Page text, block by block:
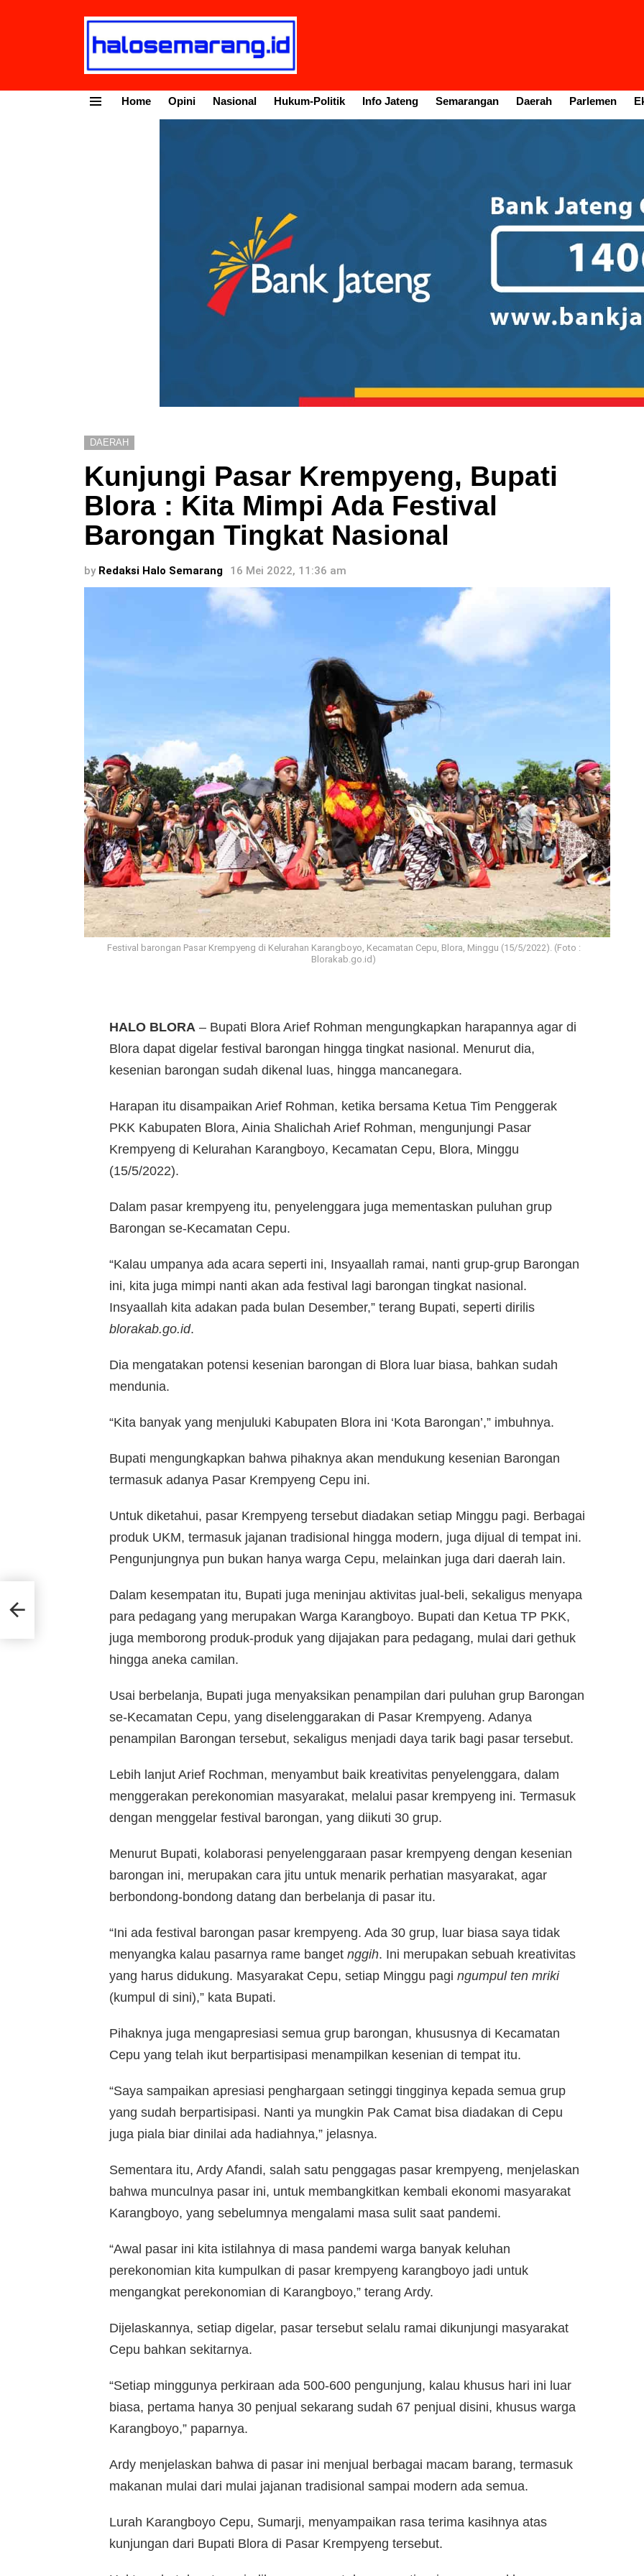
Home Opini Nasional Hukum-Politik Info Jateng Semarangan Daerah Parlemen
DAERAH
Kunjungi Pasar Krempyeng, Bupati
Blora : Kita Mimpi Ada Festival
Barongan Tingkat Nasional
by Redaksi Halo Semarang 16 Mei 2022, 11:36 am
Festival barongan Pasar Krempyeng di Kelurahan Karangboyo, Kecamatan Cepu, Blora, Minggu (15/5/2022). (Foto :
Blorakab.go.id)
HALO BLORA – Bupati Blora Arief Rohman mengungkapkan harapannya agar di
Blora dapat digelar festival barongan hingga tingkat nasional. Menurut dia,
kesenian barongan sudah dikenal luas, hingga mancanegara.
Harapan itu disampaikan Arief Rohman, ketika bersama Ketua Tim Penggerak
PKK Kabupaten Blora, Ainia Shalichah Arief Rohman, mengunjungi Pasar
Krempyeng di Kelurahan Karangboyo, Kecamatan Cepu, Blora, Minggu
(15/5/2022).
Dalam pasar krempyeng itu, penyelenggara juga mementaskan puluhan grup
Barongan se-Kecamatan Cepu.
“Kalau umpanya ada acara seperti ini, Insyaallah ramai, nanti grup-grup Barongan
ini, kita juga mimpi nanti akan ada festival lagi barongan tingkat nasional.
Insyaallah kita adakan pada bulan Desember,” terang Bupati, seperti dirilis
blorakab.go.id.
Dia mengatakan potensi kesenian barongan di Blora luar biasa, bahkan sudah
mendunia.
“Kita banyak yang menjuluki Kabupaten Blora ini ‘Kota Barongan’,” imbuhnya.
Bupati mengungkapkan bahwa pihaknya akan mendukung kesenian Barongan
termasuk adanya Pasar Krempyeng Cepu ini.
Untuk diketahui, pasar Krempyeng tersebut diadakan setiap Minggu pagi. Berbagai
produk UKM, termasuk jajanan tradisional hingga modern, juga dijual di tempat ini.
Pengunjungnya pun bukan hanya warga Cepu, melainkan juga dari daerah lain.
Dalam kesempatan itu, Bupati juga meninjau aktivitas jual-beli, sekaligus menyapa
para pedagang yang merupakan Warga Karangboyo. Bupati dan Ketua TP PKK,
juga memborong produk-produk yang dijajakan para pedagang, mulai dari gethuk
hingga aneka camilan.
Usai berbelanja, Bupati juga menyaksikan penampilan dari puluhan grup Barongan
se-Kecamatan Cepu, yang diselenggarakan di Pasar Krempyeng. Adanya
penampilan Barongan tersebut, sekaligus menjadi daya tarik bagi pasar tersebut.
Lebih lanjut Arief Rochman, menyambut baik kreativitas penyelenggara, dalam
menggerakan perekonomian masyarakat, melalui pasar krempyeng ini. Termasuk
dengan menggelar festival barongan, yang diikuti 30 grup.
Menurut Bupati, kolaborasi penyelenggaraan pasar krempyeng dengan kesenian
barongan ini, merupakan cara jitu untuk menarik perhatian masyarakat, agar
berbondong-bondong datang dan berbelanja di pasar itu.
“Ini ada festival barongan pasar krempyeng. Ada 30 grup, luar biasa saya tidak
menyangka kalau pasarnya rame banget nggih. Ini merupakan sebuah kreativitas
yang harus didukung. Masyarakat Cepu, setiap Minggu pagi ngumpul ten mriki
(kumpul di sini),” kata Bupati.
Pihaknya juga mengapresiasi semua grup barongan, khususnya di Kecamatan
Cepu yang telah ikut berpartisipasi menampilkan kesenian di tempat itu.
“Saya sampaikan apresiasi penghargaan setinggi tingginya kepada semua grup
yang sudah berpartisipasi. Nanti ya mungkin Pak Camat bisa diadakan di Cepu
juga piala biar dinilai ada hadiahnya,” jelasnya.
Sementara itu, Ardy Afandi, salah satu penggagas pasar krempyeng, menjelaskan
bahwa munculnya pasar ini, untuk membangkitkan kembali ekonomi masyarakat
Karangboyo, yang sebelumnya mengalami masa sulit saat pandemi.
“Awal pasar ini kita istilahnya di masa pandemi warga banyak keluhan
perekonomian kita kumpulkan di pasar krempyeng karangboyo jadi untuk
mengangkat perekonomian di Karangboyo,” terang Ardy.
Dijelaskannya, setiap digelar, pasar tersebut selalu ramai dikunjungi masyarakat
Cepu bahkan sekitarnya.
“Setiap minggunya perkiraan ada 500-600 pengunjung, kalau khusus hari ini luar
biasa, pertama hanya 30 penjual sekarang sudah 67 penjual disini, khusus warga
Karangboyo,” paparnya.
Ardy menjelaskan bahwa di pasar ini menjual berbagai macam barang, termasuk
makanan mulai dari mulai jajanan tradisional sampai modern ada semua.
Lurah Karangboyo Cepu, Sumarji, menyampaikan rasa terima kasihnya atas
kunjungan dari Bupati Blora di Pasar Krempyeng tersebut.